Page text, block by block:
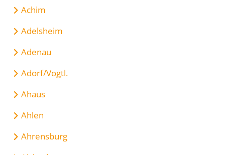
Achim
Adelsheim
Adenau
Adorf/Vogtl.
Ahaus
Ahlen
Ahrensburg